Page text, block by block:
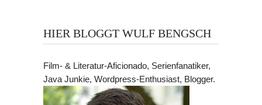
HIER BLOGGT WULF BENGSCH
Film- & Literatur-Aficionado, Serienfanatiker,
Java Junkie, Wordpress-Enthusiast, Blogger.